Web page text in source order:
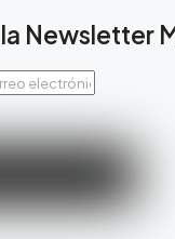
Newsletter